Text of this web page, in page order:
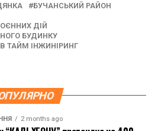
БУЧАНСЬКИЙ РАЙОН
ДІЙ
БУДИНКУ
ТАЙМ ІНЖИНІРИНГ
2 months ago